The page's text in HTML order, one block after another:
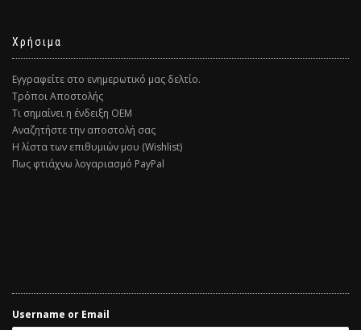
Χρήσιμα
Εγγραφείτε στο ενημερωτικό μας δελτίο.
Τρόποι Αποστολής
Τι σημαίνει η ένδειξη ΟΕΜ
Αναζητήστε την αποστολή σας
Η λίστα των επιθυμιών μου (Wishlist)
Πως φτιάχνω λογαριασμό PayPal
Username or Email